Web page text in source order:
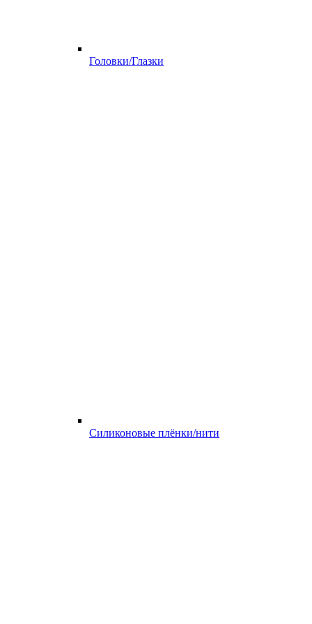
Головки/Глазки
Силиконовые плёнки/нити